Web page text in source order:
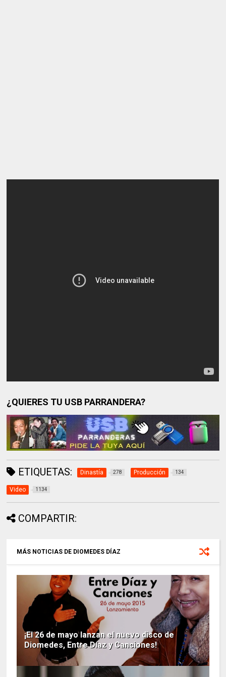
¿QUIERES TU USB PARRANDERA?
ETIQUETAS: Dinastía 278 Producción 134
Video 1134
COMPARTIR:
MÁS NOTICIAS DE DIOMEDES DÍAZ
¡El 26 de mayo lanzan el nuevo disco de
Diomedes, Entre Díaz y Canciones!